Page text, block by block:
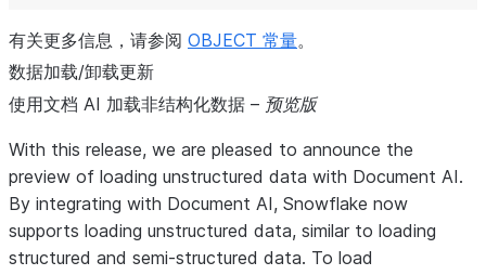
有关更多信息，请参阅 OBJECT 常量。
数据加载/卸载更新
使用文档 AI 加载非结构化数据 – 预览版
With this release, we are pleased to announce the
preview of loading unstructured data with Document AI.
By integrating with Document AI, Snowflake now
supports loading unstructured data, similar to loading
structured and semi-structured data. To load